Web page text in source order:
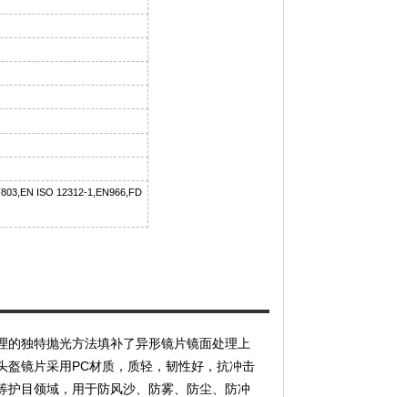
ISO 12312-1,EN966,FD
独特抛光方法填补了异形镜片镜面处理上
盔镜片采用PC材质，质轻，韧性好，抗冲击
目领域，用于防风沙、防雾、防尘、防冲